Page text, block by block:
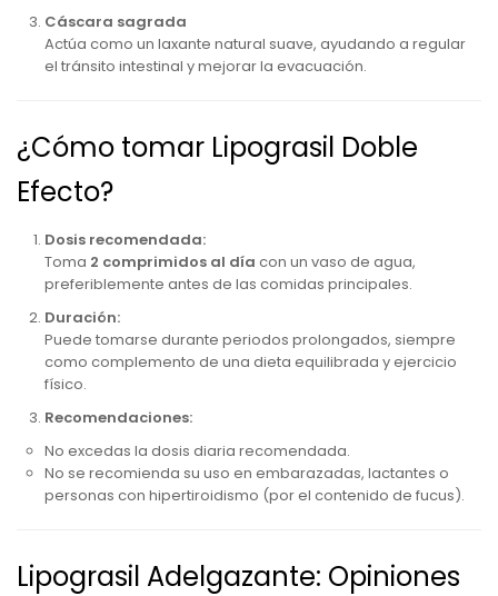
Cáscara sagrada
Actúa como un laxante natural suave, ayudando a regular
el tránsito intestinal y mejorar la evacuación.
¿Cómo tomar Lipograsil Doble
Efecto?
Dosis recomendada:
Toma 2 comprimidos al día con un vaso de agua,
preferiblemente antes de las comidas principales.
Duración:
Puede tomarse durante periodos prolongados, siempre
como complemento de una dieta equilibrada y ejercicio
físico.
Recomendaciones:
No excedas la dosis diaria recomendada.
No se recomienda su uso en embarazadas, lactantes o
personas con hipertiroidismo (por el contenido de fucus).
Lipograsil Adelgazante: Opiniones